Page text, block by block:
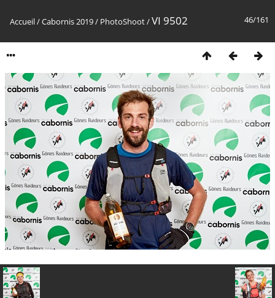
46/161
Accueil/Cabornis 2019/ PhotoShoot/VI 9502